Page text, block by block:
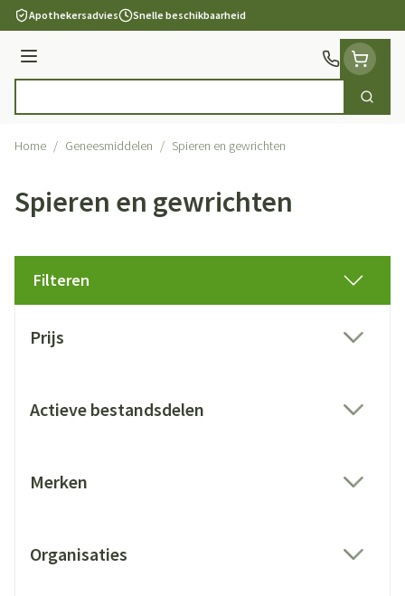
Ga naar de inhoud
Apothekersadvies Snelle beschikbaarheid
Menu
Zoek
Home / Geneesmiddelen / Spieren en gewrichten
Spieren en gewrichten
Filteren
Prijs
Actieve bestandsdelen
Merken
Organisaties